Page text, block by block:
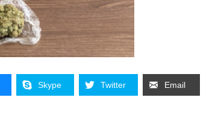
Skype Twitter Email